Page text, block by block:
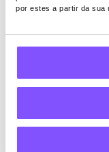
por estes a partir da sua
afiliados.
diretos de
pin ou
Se você
de afiliados,